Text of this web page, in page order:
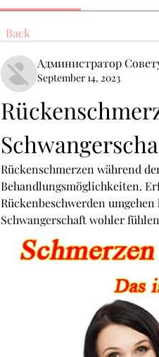
Back
Администратор
September 14, 2023
Rückenschmerzen während
Behandlungsmöglichkeiten.
Rückenbeschwerden
Schwangerschaft wohler